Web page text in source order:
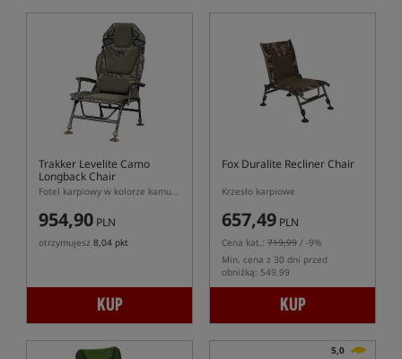
Trakker Levelite Camo
Longback Chair
Fotel karpiowy w kolorze kamuflażu
954,90 PLN
otrzymujesz 8,04 pkt
KUP
Fox Duralite Recliner Chair
Krzesło karpiowe
657,49 PLN
Cena kat.: 719,99 / -9%
Min. cena z 30 dni przed
obniżką: 549.99
KUP
5,0